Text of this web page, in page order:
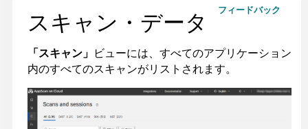
フィードバック
スキャン・データ
「スキャン」 ビューには、すべてのアプリケーション
内のすべてのスキャンがリストされます。